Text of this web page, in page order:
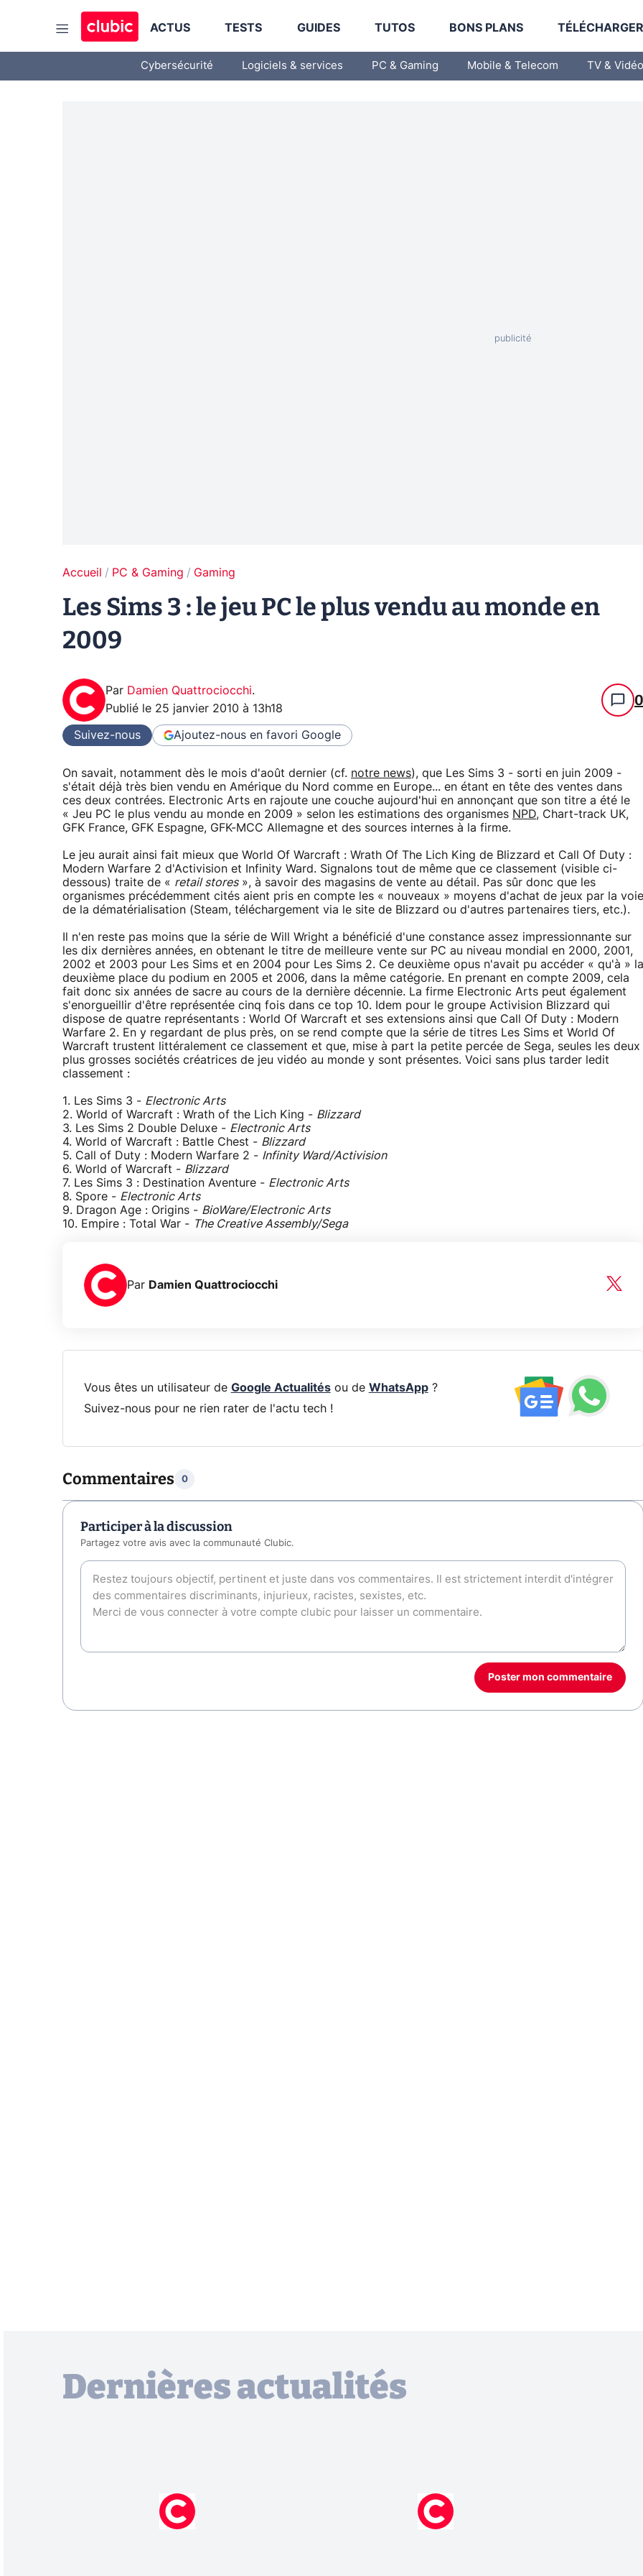
ACTUS TESTS GUIDES TUTOS BONS PLANS TÉLÉCHARGER
Cybersécurité Logiciels & services PC & Gaming Mobile & Telecom TV & Vidéo
Accueil PC & Gaming Gaming
Les Sims 3 : le jeu PC le plus vendu au monde en
2009
Par Damien Quattrociocchi.
Publié le 25 janvier 2010 à 13h18 0
Suivez-nous Ajoutez-nous en favori Google
On savait, notamment dès le mois d'août dernier (cf. notre news), que Les Sims 3 - sorti en juin 2009 -
s'était déjà très bien vendu en Amérique du Nord comme en Europe... en étant en tête des ventes dans
ces deux contrées. Electronic Arts en rajoute une couche aujourd'hui en annonçant que son titre a été le
« Jeu PC le plus vendu au monde en 2009 » selon les estimations des organismes NPD, Chart-track UK,
GFK France, GFK Espagne, GFK-MCC Allemagne et des sources internes à la firme.
Le jeu aurait ainsi fait mieux que World Of Warcraft : Wrath Of The Lich King de Blizzard et Call Of Duty :
Modern Warfare 2 d'Activision et Infinity Ward. Signalons tout de même que ce classement (visible ci-
dessous) traite de « retail stores», à savoir des magasins de vente au détail. Pas sûr donc que les
organismes précédemment cités aient pris en compte les « nouveaux » moyens d'achat de jeux par la voie
de la dématérialisation (Steam, téléchargement via le site de Blizzard ou d'autres partenaires tiers, etc.).
Il n'en reste pas moins que la série de Will Wright a bénéficié d'une constance assez impressionnante sur
les dix dernières années, en obtenant le titre de meilleure vente sur PC au niveau mondial en 2000, 2001,
2002 et 2003 pour Les Sims et en 2004 pour Les Sims 2. Ce deuxième opus n'avait pu accéder « qu'à » la
deuxième place du podium en 2005 et 2006, dans la même catégorie. En prenant en compte 2009, cela
fait donc six années de sacre au cours de la dernière décennie. La firme Electronic Arts peut également
s'enorgueillir d'être représentée cinq fois dans ce top 10. Idem pour le groupe Activision Blizzard qui
dispose de quatre représentants : World Of Warcraft et ses extensions ainsi que Call Of Duty : Modern
Warfare 2. En y regardant de plus près, on se rend compte que la série de titres Les Sims et World Of
Warcraft trustent littéralement ce classement et que, mise à part la petite percée de Sega, seules les deux
plus grosses sociétés créatrices de jeu vidéo au monde y sont présentes. Voici sans plus tarder ledit
classement :
1. Les Sims 3 - Electronic Arts
2. World of Warcraft : Wrath of the Lich King - Blizzard
3. Les Sims 2 Double Deluxe - Electronic Arts
4. World of Warcraft : Battle Chest - Blizzard
5. Call of Duty : Modern Warfare 2 - Infinity Ward/Activision
6. World of Warcraft - Blizzard
7. Les Sims 3 : Destination Aventure - Electronic Arts
8. Spore - Electronic Arts
9. Dragon Age : Origins - BioWare/Electronic Arts
10. Empire : Total War - The Creative Assembly/Sega
Par Damien Quattrociocchi
Vous êtes un utilisateur de Google Actualitésou de WhatsApp?
Suivez-nous pour ne rien rater de l'actu tech !
Commentaires 0
Participer à la discussion
Partagez votre avis avec la communauté Clubic.
Poster mon commentaire
Dernières actualités